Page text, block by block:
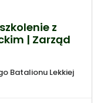
z
| Zarząd
Batalionu Lekkiej